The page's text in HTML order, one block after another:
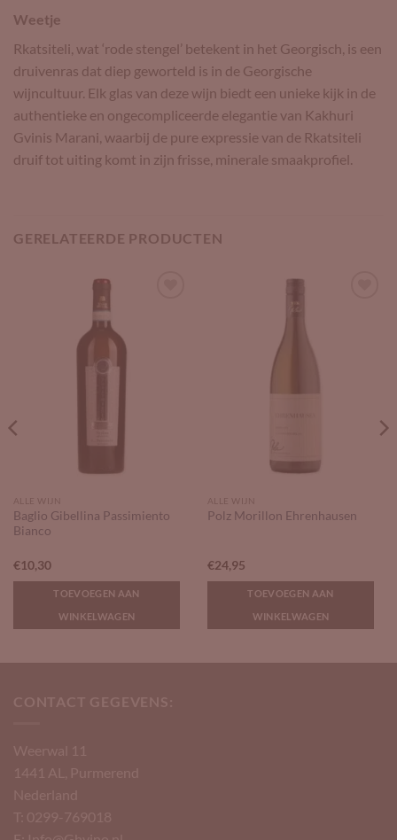
Weetje
Rkatsiteli, wat ‘rode stengel’ betekent in het Georgisch, is een
druivenras dat diep geworteld is in de Georgische
wijncultuur. Elk glas van deze wijn biedt een unieke kijk in de
authentieke en ongecompliceerde elegantie van Kakhuri
Gvinis Marani, waarbij de pure expressie van de Rkatsiteli
druif tot uiting komt in zijn frisse, minerale smaakprofiel.
GERELATEERDE PRODUCTEN
ALLE WIJN
Baglio Gibellina Passimiento
Bianco
€10,30
TOEVOEGEN AAN
WINKELWAGEN
ALLE WIJN
Polz Morillon Ehrenhausen
€24,95
TOEVOEGEN AAN
WINKELWAGEN